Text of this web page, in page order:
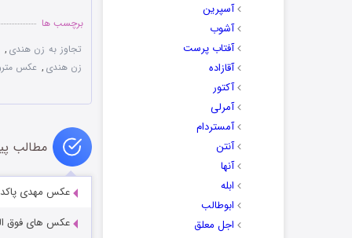
آسپرین
آشوب
آفتاب پرست
آقازاده
آکتور
آمرلی
آمستردام
آنتن
آنها
ابله
ابوطالب
اجل معلق
برچسب ها
تجاوز به زن هندی ,
زن هندی , عکس
مطالب
عکس مهدی
عکس های فوق